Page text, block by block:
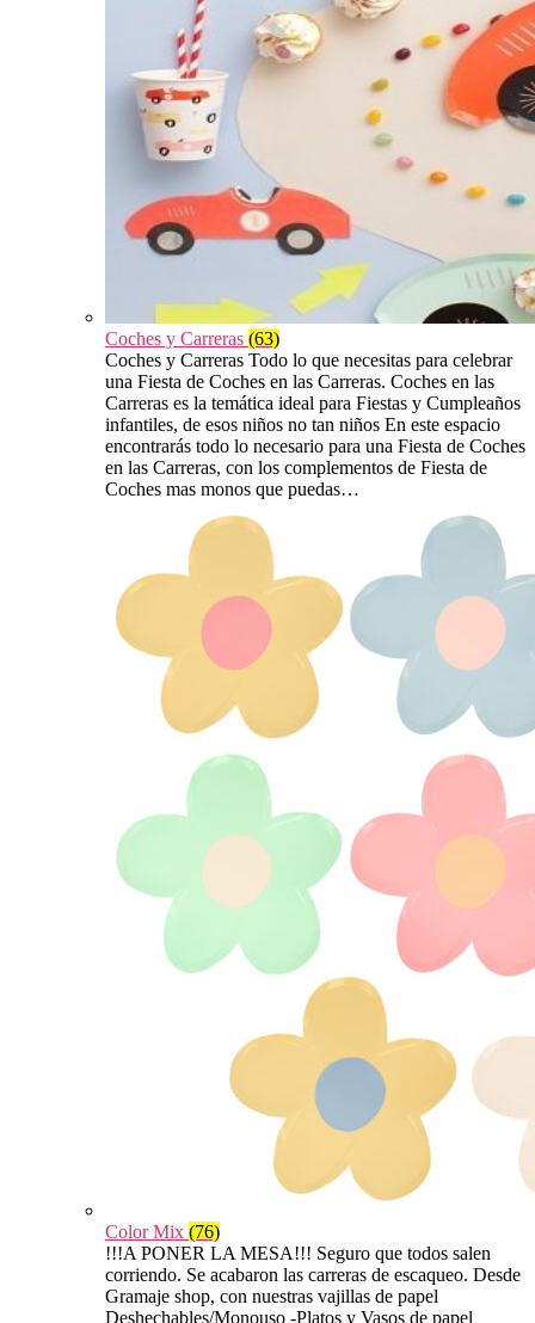
Coches y Carreras (63)
Coches y Carreras Todo lo que necesitas para celebrar
una Fiesta de Coches en las Carreras. Coches en las
Carreras es la temática ideal para Fiestas y Cumpleaños
infantiles, de esos niños no tan niños En este espacio
encontrarás todo lo necesario para una Fiesta de Coches
en las Carreras, con los complementos de Fiesta de
Coches mas monos que puedas…
Color Mix (76)
!!!A PONER LA MESA!!! Seguro que todos salen
corriendo. Se acabaron las carreras de escaqueo. Desde
Gramaje shop, con nuestras vajillas de papel
Deshechables/Monouso -Platos y Vasos de papel